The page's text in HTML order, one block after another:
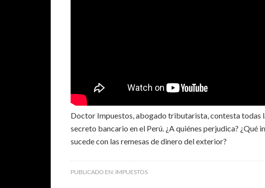
Doctor Impuestos, abogado tributarista, contesta todas
secreto bancario en el Perú. ¿A quiénes perjudica? ¿Qué
sucede con las remesas de dinero del exterior?
PUBLICADO EN: IMPUESTOS